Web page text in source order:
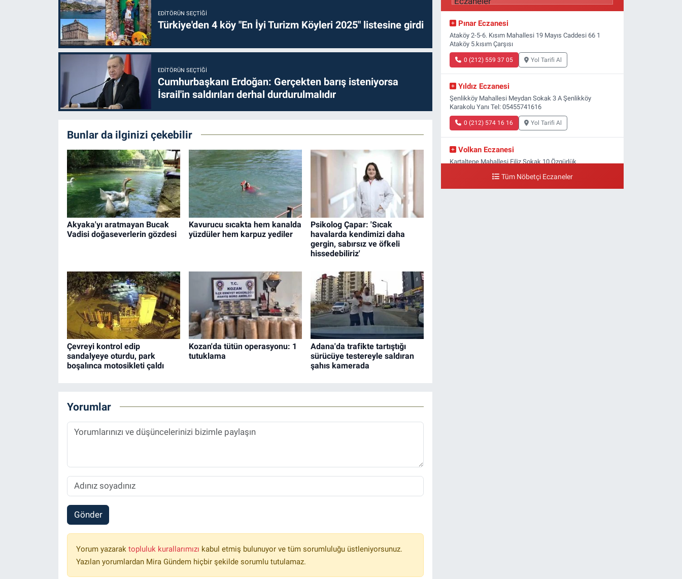
EDITÖRÜN SEÇTIĞI
Türkiye'den 4 köy "En İyi Turizm Köyleri 2025" listesine girdi
EDITÖRÜN SEÇTIĞI
Cumhurbaşkanı Erdoğan: Gerçekten barış isteniyorsa
İsrail'in saldırıları derhal durdurulmalıdır
Bunlar da ilginizi çekebilir
Akyaka'yı aratmayan Bucak
Vadisi doğaseverlerin gözdesi
Kavurucu sıcakta hem kanalda
yüzdüler hem karpuz yediler
Psikolog Çapar: 'Sıcak
havalarda kendimizi daha
gergin, sabırsız ve öfkeli
hissedebiliriz'
Çevreyi kontrol edip
sandalyeye oturdu, park
boşalınca motosikleti çaldı
Kozan'da tütün operasyonu: 1
tutuklama
Adana'da trafikte tartıştığı
sürücüye testereyle saldıran
şahıs kamerada
Yorumlar
Gönder
Yorum yazarak topluluk kurallarımızı kabul etmiş bulunuyor ve tüm sorumluluğu üstleniyorsunuz.
Yazılan yorumlardan Mira Gündem hiçbir şekilde sorumlu tutulamaz.
Pınar Eczanesi
Ataköy 2-5-6. Kısım Mahallesi 19 Mayıs Caddesi 66 1
Ataköy 5.kısım Çarşısı
0 (212) 559 37 05 Yol Tarifi Al
Yıldız Eczanesi
Şenlikköy Mahallesi Meydan Sokak 3 A Şenlikköy
Karakolu Yanı Tel: 05455741616
0 (212) 574 16 16 Yol Tarifi Al
Volkan Eczanesi
Kartaltepe Mahallesi Filiz Sokak 10 Özgürlük
Tüm Nöbetçi Eczaneler